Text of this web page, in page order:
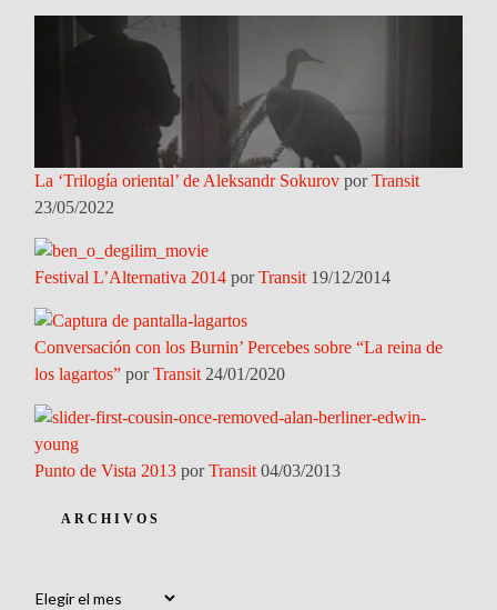
La ‘Trilogía oriental’ de Aleksandr Sokurov porTransit
23/05/2022
Festival L’Alternativa 2014 porTransit 19/12/2014
Conversación con los Burnin’ Percebes sobre “La reina de
los lagartos” porTransit 24/01/2020
Punto de Vista 2013 porTransit 04/03/2013
ARCHIVOS